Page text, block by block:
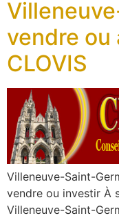
vendre ou
CLOVIS
Villeneuve-Saint-
vendre ou investir À
Villeneuve-Saint-